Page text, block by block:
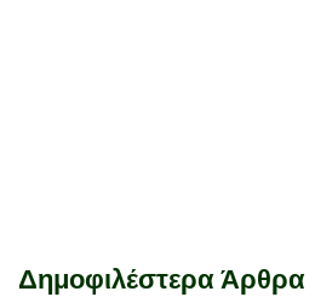
Δημοφιλέστερα Άρθρα